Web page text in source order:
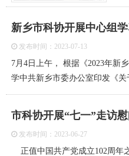
新乡市科协开展中心组学
发布时间：2023-07-13
7月4日上午， 根据《2023年新
学中共新乡市委办公室印发《
市科协开展“七一”走访
发布时间：2023-06-27
正值中国共产党成立102周年